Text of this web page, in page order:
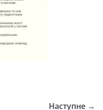
Наступне →